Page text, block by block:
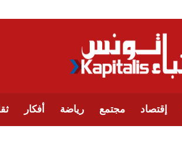
إقتصاد مجتمع رياضة أفكار